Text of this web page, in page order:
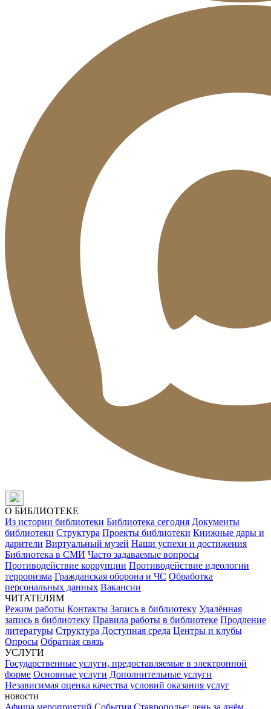
О БИБЛИОТЕКЕ
Из истории библиотеки Библиотека сегодня Документы
библиотеки Структура Проекты библиотеки Книжные дары и
дарители Виртуальный музей Наши успехи и достижения
Библиотека в СМИ Часто задаваемые вопросы
Противодействие коррупции Противодействие идеологии
терроризма Гражданская оборона и ЧС Обработка
персональных данных Вакансии
ЧИТАТЕЛЯМ
Режим работы Контакты Запись в библиотеку Удалённая
запись в библиотеку Правила работы в библиотеке Продление
литературы Структура Доступная среда Центры и клубы
Опросы Обратная связь
УСЛУГИ
Государственные услуги, предоставляемые в электронной
форме Основные услуги Дополнительные услуги
Независимая оценка качества условий оказания услуг
новости
Афиша мероприятий События Ставрополье: день за днём